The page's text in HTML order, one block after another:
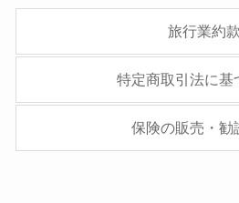
旅行業約款
特定商取引法に基
保険の販売・勧